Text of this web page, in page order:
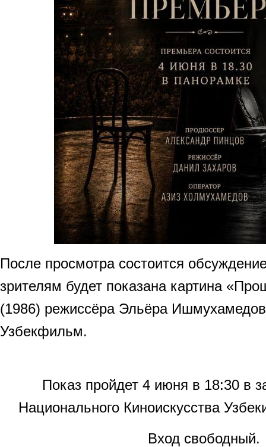
После просмотра состоится
зрителям будет показана картина
(1986) режиссёра Эльёра
Узбекфильм.
Показ пройдет 4 июня в 18:30 в
Национального Киноискусства
Вход свободный.